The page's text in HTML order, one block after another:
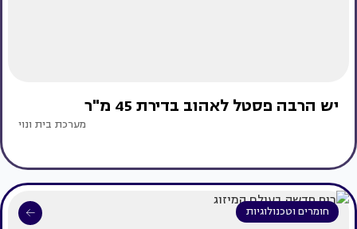
יש הרבה פסטל לאהוב בדירת 45 מ"ר
מערכת בית ונוי
חומרים וטכנולוגיות